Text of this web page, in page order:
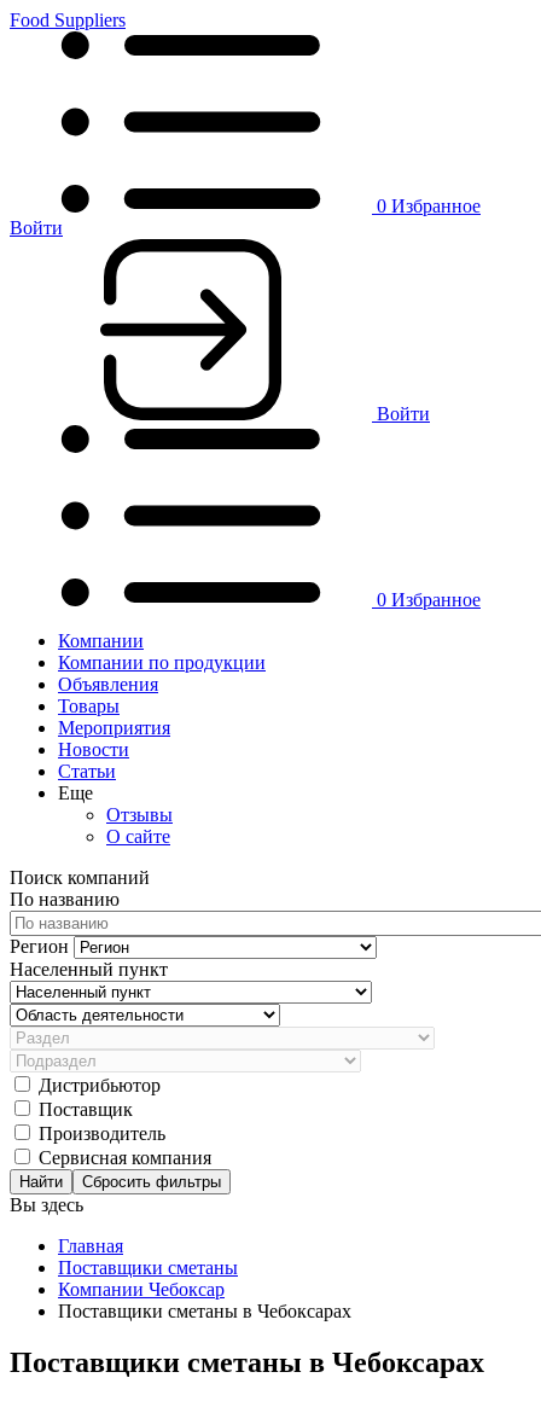
Food Suppliers
0 Избранное
Войти
Войти
0 Избранное
Компании
Компании по продукции
Объявления
Товары
Мероприятия
Новости
Статьи
Еще
Отзывы
О сайте
Поиск компаний
По названию
Регион
Населенный пункт
Дистрибьютор
Поставщик
Производитель
Сервисная компания
Сбросить фильтры
Вы здесь
Главная
Поставщики сметаны
Компании Чебоксар
Поставщики сметаны в Чебоксарах
Поставщики сметаны в Чебоксарах